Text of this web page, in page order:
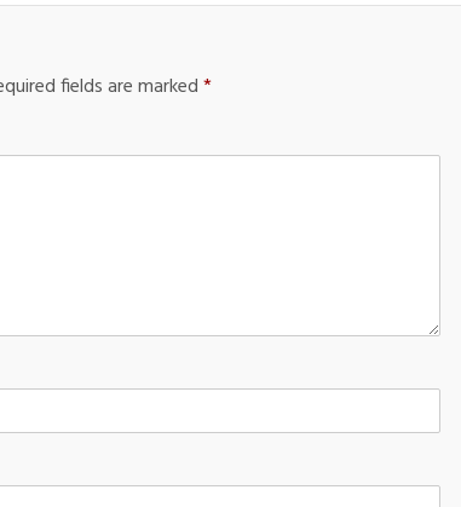
fields are marked*